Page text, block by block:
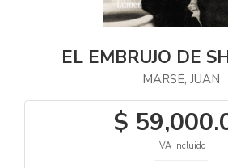
EL EMBRUJO DE
MARSE, JUAN
$
IVA incluido